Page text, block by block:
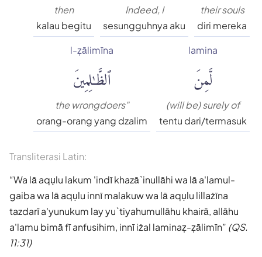
their souls
diri mereka
Indeed, I
sesungguhnya aku
then
kalau begitu
lamina
لَّمِنَ
(will be) surely of
tentu dari/termasuk
l-ẓālimīna
ٱلظَّٰلِمِينَ
the wrongdoers"
orang-orang yang dzalim
Transliterasi Latin:
Wa lā aqụlu lakum 'indī khazā`inullāhi wa lā a'lamul-
gaiba wa lā aqụlu innī malakuw wa lā aqụlu lillażīna
tazdarī a'yunukum lay yu`tiyahumullāhu khairā, allāhu
a'lamu bimā fī anfusihim, innī iżal laminaẓ-ẓālimīn (QS.
11:31)